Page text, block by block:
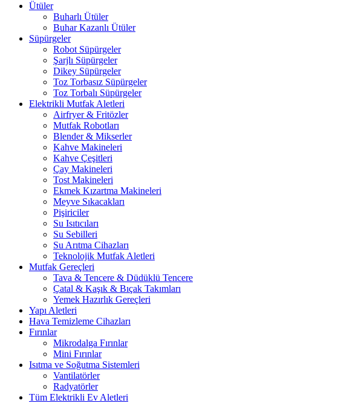
Ütüler
Buharlı Ütüler
Buhar Kazanlı Ütüler
Süpürgeler
Robot Süpürgeler
Şarjlı Süpürgeler
Dikey Süpürgeler
Toz Torbasız Süpürgeler
Toz Torbalı Süpürgeler
Elektrikli Mutfak Aletleri
Airfryer & Fritözler
Mutfak Robotları
Blender & Mikserler
Kahve Makineleri
Kahve Çeşitleri
Çay Makineleri
Tost Makineleri
Ekmek Kızartma Makineleri
Meyve Sıkacakları
Pişiriciler
Su Isıtıcıları
Su Sebilleri
Su Arıtma Cihazları
Teknolojik Mutfak Aletleri
Mutfak Gereçleri
Tava & Tencere & Düdüklü Tencere
Çatal & Kaşık & Bıçak Takımları
Yemek Hazırlık Gereçleri
Yapı Aletleri
Hava Temizleme Cihazları
Fırınlar
Mikrodalga Fırınlar
Mini Fırınlar
Isıtma ve Soğutma Sistemleri
Vantilatörler
Radyatörler
Tüm Elektrikli Ev Aletleri